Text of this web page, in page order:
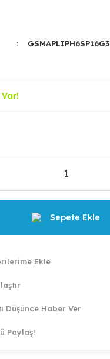
GSMAPLIPH6SP16G3
Sepete Ekle
Düşünce Haber Ver
Paylaş!